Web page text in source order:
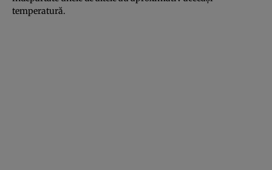
temperatură.